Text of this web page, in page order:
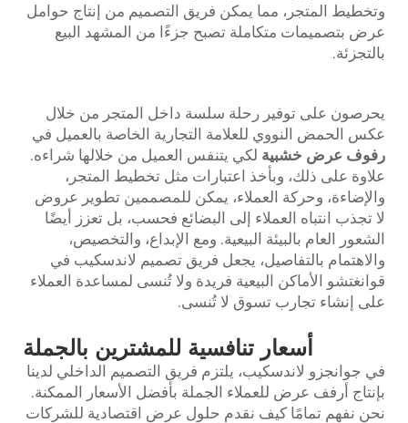
وتخطيط المتجر، مما يمكن فريق التصميم من إنتاج حوامل
عرض بتصميمات متكاملة تصبح جزءًا من المشهد البيع
بالتجزئة.
يحرصون على توفير رحلة سلسة داخل المتجر من خلال
عكس الحمض النووي للعلامة التجارية الخاصة بالعميل في
رفوف عرض خشبيةلكي يتنفس العميل من خلالها شراءه.
علاوة على ذلك، وبأخذ اعتبارات مثل تخطيط المتجر،
والإضاءة، وحركة العملاء، يمكن للمصممين تطوير عروض
لا تجذب انتباه العملاء إلى البضائع فحسب، بل تعزز أيضًا
الشعور العام بالبيئة البيعية. ومع الإبداع، والتخصيص،
والاهتمام بالتفاصيل، يجعل فريق تصميم لاندسكيب في
قوانغتشو الأماكن البيعية فريدة ولا تُنسى لمساعدة العملاء
على إنشاء تجارب تسوق لا تُنسى.
أسعار تنافسية للمشترين بالجملة
في جوانجزو لاندسكيب، يلتزم فريق التصميم الداخلي لدينا
بإنتاج أرفف عرض للعملاء الجملة بأفضل الأسعار الممكنة.
نحن نفهم تمامًا كيف نقدم حلول عرض اقتصادية للشركات